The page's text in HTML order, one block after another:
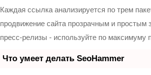
Каждая ссылка анализируется по трем
продвижение сайта прозрачным и
пресс-релизы - используйте по
Что умеет делать SeoHammer